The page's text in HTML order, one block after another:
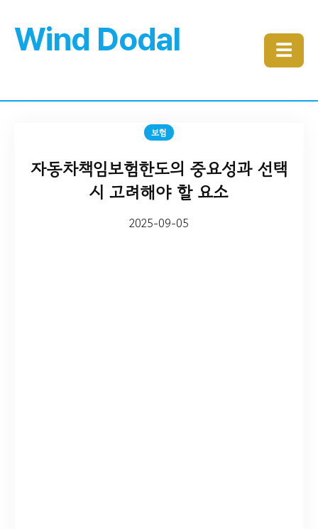
Wind Dodal ☰
보험
자동차책임보험한도의 중요성과 선택
시 고려해야 할 요소
2025-09-05